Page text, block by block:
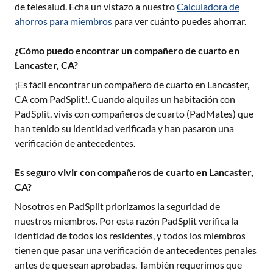
de telesalud. Echa un vistazo a nuestroCalculadora de
ahorros para miembros para ver cuánto puedes ahorrar.
¿Cómo puedo encontrar un compañero de cuarto en
Lancaster, CA?
¡Es fácil encontrar un compañero de cuarto en Lancaster,
CAcom PadSplit!. Cuando alquilas un habitación con
PadSplit, vivis con compañeros de cuarto (PadMates) que
han tenido su identidad verificada y han pasaron una
verificación de antecedentes.
Es seguro vivir con compañeros de cuarto en Lancaster,
CA?
Nosotros en PadSplit priorizamos la seguridad de
nuestros miembros. Por esta razón PadSplit verifica la
identidad de todos los residentes, y todos los miembros
tienen que pasar una verificación de antecedentes penales
antes de que sean aprobadas. También requerimos que